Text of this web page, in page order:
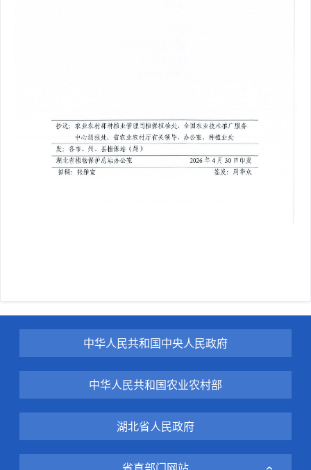
中华人民共和国中央人民政府
中华人民共和国农业农村部
湖北省人民政府